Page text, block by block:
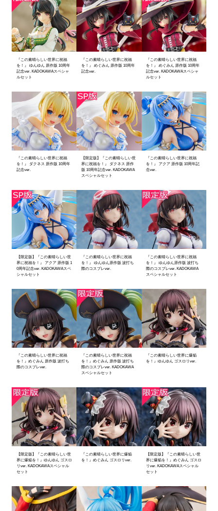
『この素晴らしい世界に祝福
を！』 ゆんゆん 原作版 10周年
記念ver. KADOKAWAスペシャ
ルセット
『この素晴らしい世界に祝福
を！』 めぐみん 原作版 10周年
記念ver.
『この素晴らしい世界に祝福
を！』 めぐみん 原作版 10周年
記念ver. KADOKAWAスペシャ
ルセット
『この素晴らしい世界に祝福
を！』 ダクネス 原作版 10周年
記念ver.
【限定版】『この素晴らしい世
界に祝福を！』 ダクネス 原作
版 10周年記念ver. KADOKAWA
スペシャルセット
『この素晴らしい世界に祝福
を！』 アクア 原作版 10周年記
念ver.
【限定版】『この素晴らしい世
界に祝福を！』 アクア 原作版 1
0周年記念ver. KADOKAWAスペ
シャルセット
『この素晴らしい世界に祝福
を！』 ゆんゆん原作版 波打ち
際のコスプレver.
『この素晴らしい世界に祝福
を！』 ゆんゆん原作版 波打ち
際のコスプレver. KADOKAWA
スペシャルセット
『この素晴らしい世界に祝福
を！』めぐみん 原作版 波打ち
際のコスプレver.
『この素晴らしい世界に祝福
を！』めぐみん 原作版 波打ち
際のコスプレver. KADOKAWA
スペシャルセット
『この素晴らしい世界に爆焔
を！』ゆんゆん ゴスロリver.
【限定版】『この素晴らしい世
界に爆焔を！』ゆんゆん ゴスロ
リver. KADOKAWAスペシャル
セット
『この素晴らしい世界に爆焔
を！』めぐみん ゴスロリver.
【限定版】『この素晴らしい世
界に爆焔を！』めぐみん ゴスロ
リver. KADOKAWAスペシャル
セット